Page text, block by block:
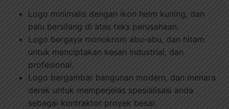
Logo minimalis dengan ikon helm kuning, dan
palu bersilang di atas teks perusahaan.
Logo bergaya monokrom abu-abu, dan hitam
untuk menciptakan kesan industrial, dan
profesional.
Logo bergambar bangunan modern, dan menara
derek untuk memperjelas spesialisasi anda
sebagai kontraktor proyek besar.